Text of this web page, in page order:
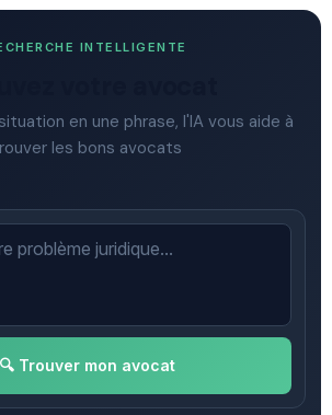
INTELLIGENTE
en une phrase, l'IA vous aide à
les bons avocats
🔍 Trouver mon avocat